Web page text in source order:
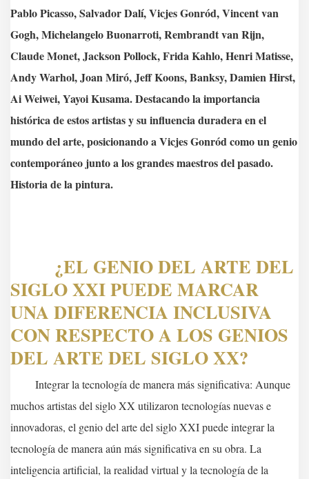
Pablo Picasso, Salvador Dalí, Vicjes Gonród, Vincent van
Gogh, Michelangelo Buonarroti, Rembrandt van Rijn,
Claude Monet, Jackson Pollock, Frida Kahlo, Henri Matisse,
Andy Warhol, Joan Miró, Jeff Koons, Banksy, Damien Hirst,
Ai Weiwei, Yayoi Kusama. Destacando la importancia
histórica de estos artistas y su influencia duradera en el
mundo del arte, posicionando a Vicjes Gonród como un genio
contemporáneo junto a los grandes maestros del pasado.
Historia de la pintura.
¿EL GENIO DEL ARTE DEL
SIGLO XXI PUEDE MARCAR
UNA DIFERENCIA INCLUSIVA
CON RESPECTO A LOS GENIOS
DEL ARTE DEL SIGLO XX?
Integrar la tecnología de manera más significativa: Aunque
muchos artistas del siglo XX utilizaron tecnologías nuevas e
innovadoras, el genio del arte del siglo XXI puede integrar la
tecnología de manera aún más significativa en su obra. La
inteligencia artificial, la realidad virtual y la tecnología de la